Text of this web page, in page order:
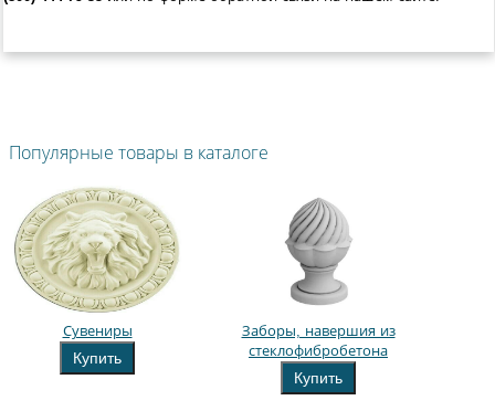
Популярные товары в каталоге
Сувениры
Купить
Заборы, навершия из
стеклофибробетона
Купить